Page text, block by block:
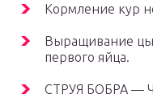
Кормление кур
Выращивание
первого яйца.
СТРУЯ БОБРА —